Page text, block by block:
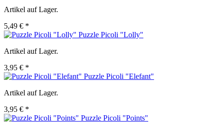
Artikel auf Lager.
5,49 € *
Puzzle Picoli "Lolly"
Artikel auf Lager.
3,95 € *
Puzzle Picoli "Elefant"
Artikel auf Lager.
3,95 € *
Puzzle Picoli "Points"